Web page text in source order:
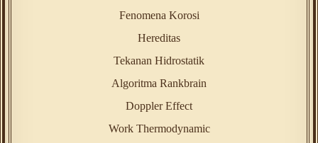
Fenomena Korosi
Hereditas
Tekanan Hidrostatik
Algoritma Rankbrain
Doppler Effect
Work Thermodynamic